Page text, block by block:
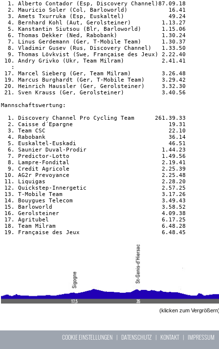
  1. Alberto Contador (Esp, Discovery Channel)87.09.18
  2. Mauricio Soler (Col, Barloworld)            16.41
  3. Amets Txurruka (Esp, Euskaltel)             49.24
  4. Bernhard Kohl (Aut, Gerolsteiner)         1.13.27
  5. Kanstantin Siutsou (Blr, Barloworld)      1.15.06
  6. Thomas Dekker (Ned, Rabobank)             1.30.24
  7. Linus Gerdemann (Ger, T-Mobile Team)      1.30.37
  8. Vladimir Gusev (Rus, Discovery Channel)   1.33.50
  9. Thomas Lövkvist (Swe, Française des Jeux) 2.22.40
10. Andry Grivko (Ukr, Team Milram)           2.41.41
   :
17. Marcel Sieberg (Ger, Team Milram)         3.26.48
19. Marcus Burghardt (Ger, T-Mobile Team)     3.29.42
20. Heinrich Haussler (Ger, Gerolsteiner)     3.32.30
21. Sven Krauss (Ger, Gerolsteiner)           3.40.56
Mannschaftswertung:
  1. Discovery Channel Pro Cycling Team      261.39.33
  2. Caisse d´Epargne                            19.31
  3. Team CSC                                    22.10
  4. Rabobank                                    36.14
  5. Euskaltel-Euskadi                           46.51
  6. Saunier Duval-Prodir                      1.44.23
  7. Predictor-Lotto                           1.49.56
  8. Lampre-Fondital                           2.19.41
  9. Credit Agricole                           2.25.39
10. AG2r Prevoyance                           2.25.48
11. Liquigas                                  2.28.20
12. Quickstep-Innergetic                      2.57.25
13. T-Mobile Team                             3.17.26
14. Bouygues Telecom                          3.49.43
15. Barloworld                                3.58.52
16. Gerolsteiner                              4.09.38
17. Agritubel                                 6.17.25
18. Team Milram                               6.48.28
(klicken zum
COOKIE EINSTELLUNGEN | DATENSCHUTZ | KONTAKT| IMPRESSUM